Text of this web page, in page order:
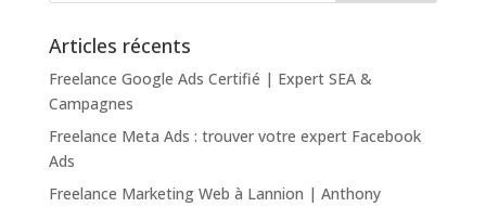
Articles récents
Freelance Google Ads Certifié | Expert SEA &
Campagnes
Freelance Meta Ads : trouver votre expert Facebook
Ads
Freelance Marketing Web à Lannion | Anthony